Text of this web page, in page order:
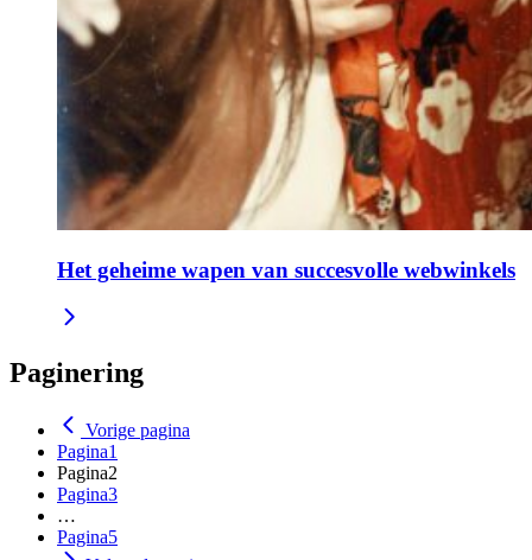
Het geheime wapen van succesvolle webwinkels
Paginering
Vorige pagina
Pagina1
Pagina2
Pagina3
…
Pagina5